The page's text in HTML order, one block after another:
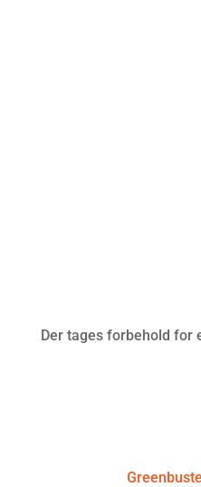
Der tages forbehold for